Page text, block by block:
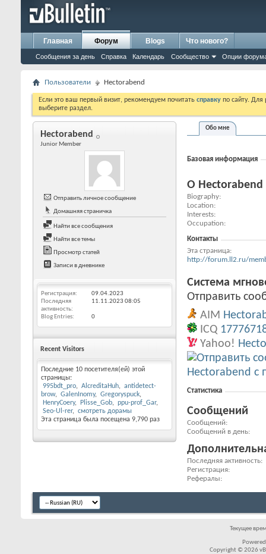
Главная Форум
Сообщения за день Справка Календарь Сообщество Опции
Blogs Что нового?
Пользователи Hectorabend
Если это ваш первый визит, рекомендуем почитать справку по сайту.
выберите раздел.
Hectorabend
Junior Member
Отправить личное сообщение
Домашняя страничка
Найти все сообщения
Найти все темы
Просмотр статей
Записи в дневнике
Регистрация
09.04.2023
Последняя
активность
11.11.2023 08:05
Blog Entries 0
Recent Visitors
Последние 10 посетителя(ей) этой
страницы:
995bdt_pro
AlcreditaHuh
antidetect-
brow
GalenInomy
Gregoryspuck
HenryCoery
Plisse_Gob
ppu-prof_Gar
Seo-Ul-rer
смотреть дорамы
Эта страница была посещена 9,790 раз
Обо мне
Базовая информация
О Hectorabend
Biography
Location
Interests
Occupation
Контакты
Эта страница
http://forum.ll2.ru/
Система
Отправить
AIM
ICQ
Yahoo!
Статистика
Сообщений
Сообщений
Сообщений в день
Последняя активность
Регистрация
Рефералы
Текущее
Copyright © 2026